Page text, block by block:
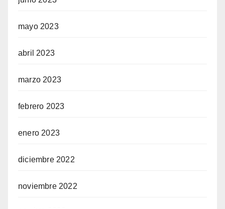
mayo 2023
abril 2023
marzo 2023
febrero 2023
enero 2023
diciembre 2022
noviembre 2022